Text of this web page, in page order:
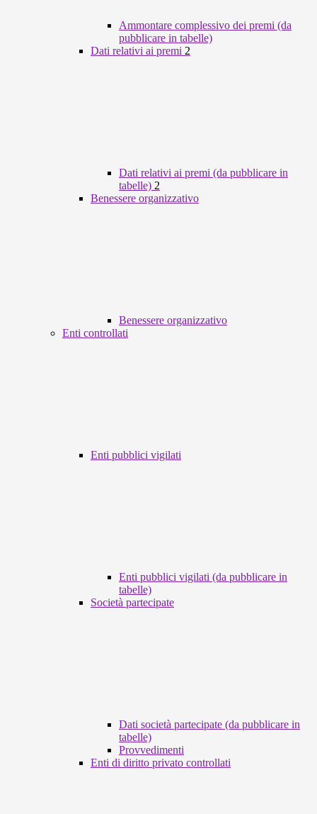
Ammontare complessivo dei premi (da
pubblicare in tabelle)
Dati relativi ai premi 2
Dati relativi ai premi (da pubblicare in
tabelle) 2
Benessere organizzativo
Benessere organizzativo
Enti controllati
Enti pubblici vigilati
Enti pubblici vigilati (da pubblicare in
tabelle)
Società partecipate
Dati società partecipate (da pubblicare in
tabelle)
Provvedimenti
Enti di diritto privato controllati